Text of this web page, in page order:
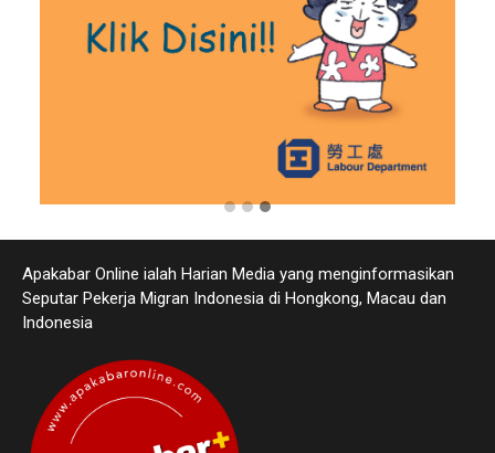
Apakabar Online ialah Harian Media yang menginformasikan
Seputar Pekerja Migran Indonesia di Hongkong, Macau dan
Indonesia